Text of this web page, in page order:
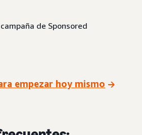
de Sponsored
empezar hoy mismo